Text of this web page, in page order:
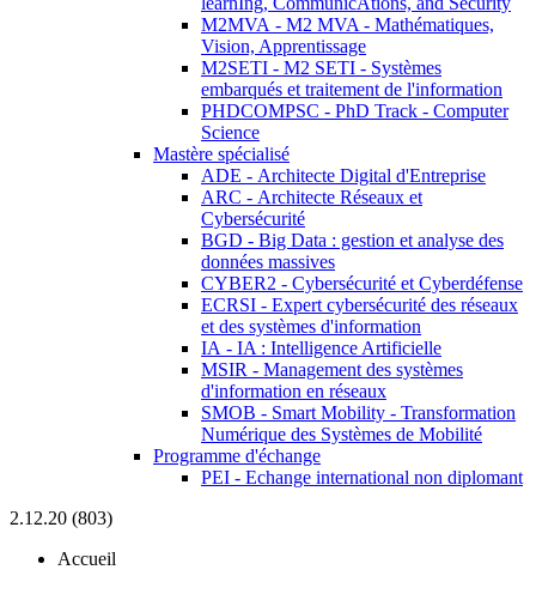
M2MVA - M2 MVA - Mathématiques,
Vision, Apprentissage
M2SETI - M2 SETI - Systèmes
embarqués et traitement de l'information
PHDCOMPSC - PhD Track - Computer
Science
Mastère spécialisé
ADE - Architecte Digital d'Entreprise
ARC - Architecte Réseaux et
Cybersécurité
BGD - Big Data : gestion et analyse des
données massives
CYBER2 - Cybersécurité et Cyberdéfense
ECRSI - Expert cybersécurité des réseaux
et des systèmes d'information
IA - IA : Intelligence Artificielle
MSIR - Management des systèmes
d'information en réseaux
SMOB - Smart Mobility - Transformation
Numérique des Systèmes de Mobilité
Programme d'échange
PEI - Echange international non diplomant
2.12.20 (803)
Accueil